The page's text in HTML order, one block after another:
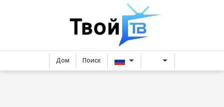
Дом Поиск